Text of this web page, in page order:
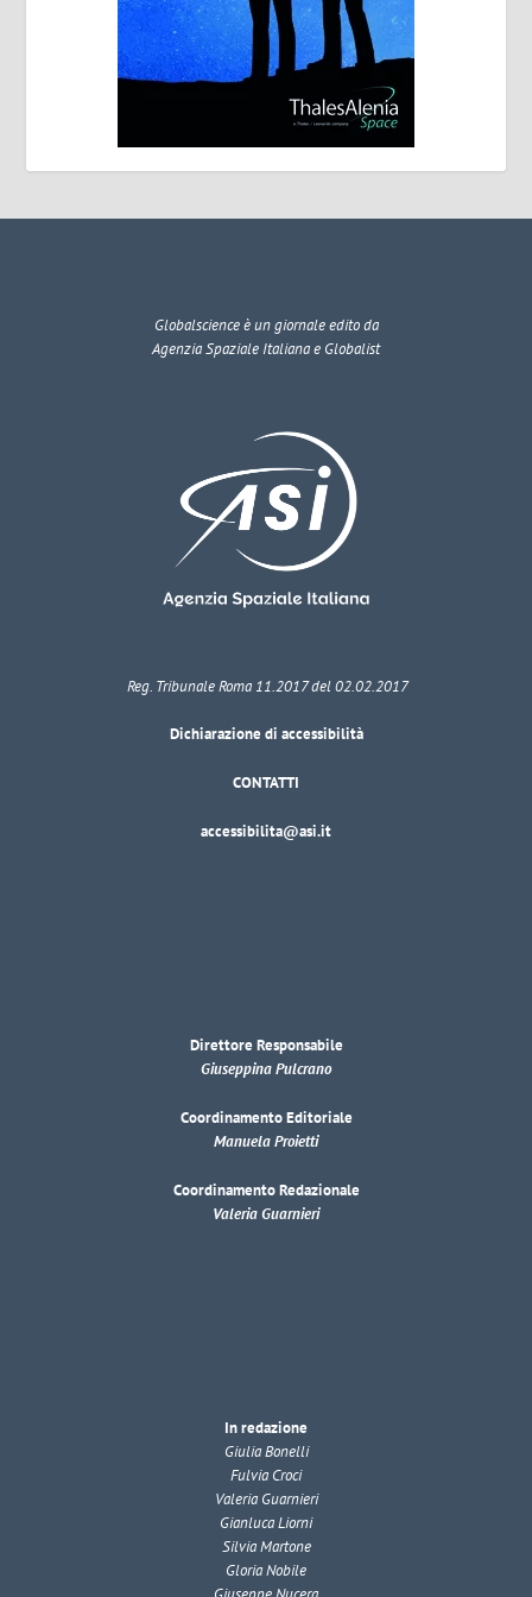
Globalscienceè un giornale edito da
Agenzia Spaziale Italiana e Globalist
Reg. Tribunale Roma 11.2017 del 02.02.2017
Dichiarazione di accessibilità
CONTATTI
accessibilita@asi.it
Direttore Responsabile
Giuseppina Pulcrano
Coordinamento Editoriale
Manuela Proietti
Coordinamento Redazionale
Valeria Guarnieri
In redazione
Giulia Bonelli
Fulvia Croci
Valeria Guarnieri
Gianluca Liorni
Silvia Martone
Gloria Nobile